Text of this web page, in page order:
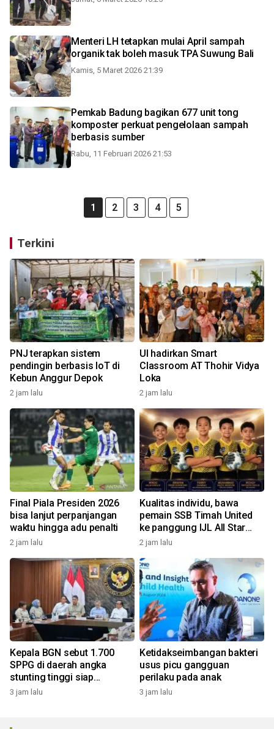
Menteri LH tetapkan mulai April sampah
organik tak boleh masuk TPA Suwung Bali
Kamis, 5 Maret 2026 21:39
Pemkab Badung bagikan 677 unit tong
komposter perkuat pengelolaan sampah
berbasis sumber
Rabu, 11 Februari 2026 21:53
1 2 3 4 5
Terkini
PNJ terapkan sistem
pendingin berbasis IoT di
Kebun Anggur Depok
2 jam lalu
UI hadirkan Smart
Classroom AT Thohir Vidya
Loka
2 jam lalu
Final Piala Presiden 2026
bisa lanjut perpanjangan
waktu hingga adu penalti
2 jam lalu
Kualitas individu, bawa
pemain SSB Timah United
ke panggung IJL All Star
2026
2 jam lalu
Kepala BGN sebut 1.700
SPPG di daerah angka
stunting tinggi siap
beroperasi
3 jam lalu
Ketidakseimbangan bakteri
usus picu gangguan
perilaku pada anak
3 jam lalu